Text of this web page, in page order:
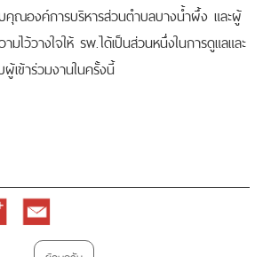
คุณองค์การบริหารส่วนตำบลบางน้ำผึ้ง และผู้
ไว้วางใจให้ รพ.ได้เป็นส่วนหนึ่งในการดูแลและ
เข้าร่วมงานในครั้งนี้
Email